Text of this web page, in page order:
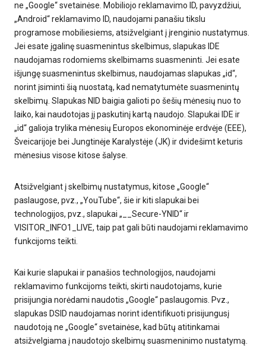
ne „Google“ svetainėse. Mobiliojo reklamavimo ID, pavyzdžiui,
„Android“ reklamavimo ID, naudojami panašiu tikslu
programose mobiliesiems, atsižvelgiant į įrenginio nustatymus.
Jei esate įgalinę suasmenintus skelbimus, slapukas IDE
naudojamas rodomiems skelbimams suasmeninti. Jei esate
išjungę suasmenintus skelbimus, naudojamas slapukas „id“,
norint įsiminti šią nuostatą, kad nematytumėte suasmenintų
skelbimų. Slapukas NID baigia galioti po šešių mėnesių nuo to
laiko, kai naudotojas jį paskutinį kartą naudojo. Slapukai IDE ir
„id“ galioja trylika mėnesių Europos ekonominėje erdvėje (EEE),
Šveicarijoje bei Jungtinėje Karalystėje (JK) ir dvidešimt keturis
mėnesius visose kitose šalyse.
Atsižvelgiant į skelbimų nustatymus, kitose „Google“
paslaugose, pvz., „YouTube“, šie ir kiti slapukai bei
technologijos, pvz., slapukai „__Secure-YNID“ ir
VISITOR_INFO1_LIVE, taip pat gali būti naudojami reklamavimo
funkcijoms teikti.
Kai kurie slapukai ir panašios technologijos, naudojami
reklamavimo funkcijoms teikti, skirti naudotojams, kurie
prisijungia norėdami naudotis „Google“ paslaugomis. Pvz.,
slapukas DSID naudojamas norint identifikuoti prisijungusį
naudotoją ne „Google“ svetainėse, kad būtų atitinkamai
atsižvelgiama į naudotojo skelbimų suasmeninimo nustatymą.